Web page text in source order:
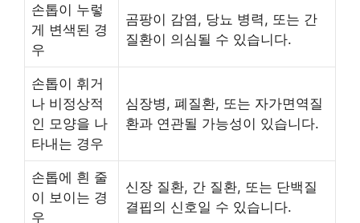
손톱이 누렇
게 변색된 경
우
곰팡이 감염, 당뇨 병력, 또는 간
질환이 의심될 수 있습니다.
손톱이 휘거
나 비정상적
인 모양을 나
타내는 경우
심장병, 폐질환, 또는 자가면역질
환과 연관될 가능성이 있습니다.
손톱에 흰 줄
이 보이는 경
우
신장 질환, 간 질환, 또는 단백질
결핍의 신호일 수 있습니다.